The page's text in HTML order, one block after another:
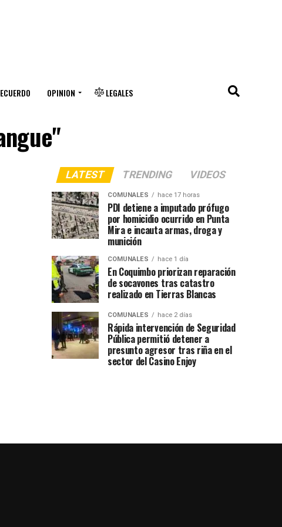
OPINION LEGALES
LATEST TRENDING VIDEOS
COMUNALES hace 17 horas
PDI detiene a imputado prófugo
por homicidio ocurrido en Punta
Mira e incauta armas, droga y
munición
COMUNALES hace 1 día
En Coquimbo priorizan reparación
de socavones tras catastro
realizado en Tierras Blancas
COMUNALES hace 2 días
Rápida intervención de Seguridad
Pública permitió detener a
presunto agresor tras riña en el
sector del Casino Enjoy